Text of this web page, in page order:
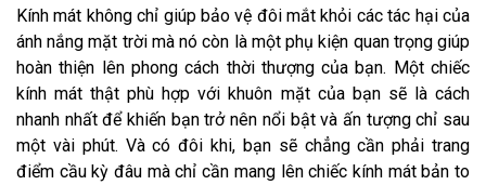
Kính mát không chỉ giúp bảo vệ đôi mắt khỏi các tác hại của
ánh nắng mặt trời mà nó còn là một phụ kiện quan trọng giúp
hoàn thiện lên phong cách thời thượng của bạn. Một chiếc
kính mát thật phù hợp với khuôn mặt của bạn sẽ là cách
nhanh nhất để khiến bạn trở nên nổi bật và ấn tượng chỉ sau
một vài phút. Và có đôi khi, bạn sẽ chẳng cần phải trang
điểm cầu kỳ đâu mà chỉ cần mang lên chiếc kính mát bản to